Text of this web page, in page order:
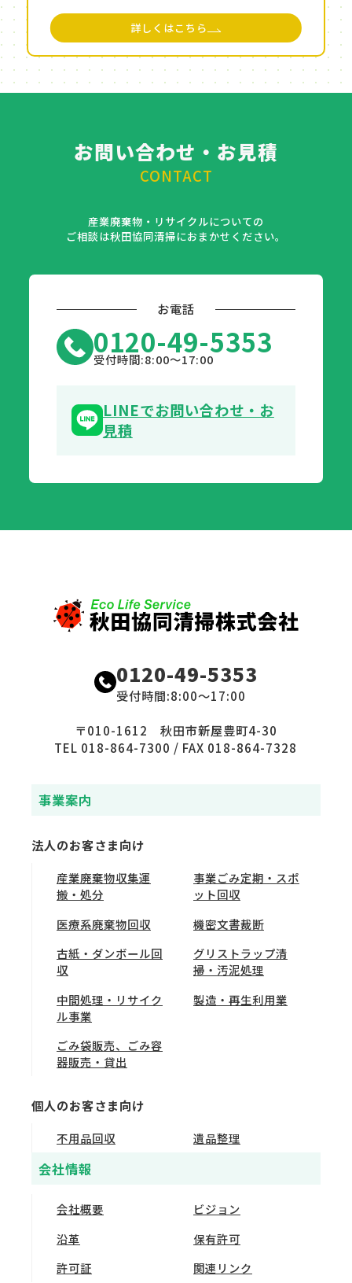
詳しくはこちら
お問い合わせ・お見積
CONTACT
産業廃棄物・リサイクルについての
ご相談は秋田協同清掃におまかせください。
お電話
0120-49-5353
受付時間:8:00〜17:00
LINEでお問い合わせ・お
見積
0120-49-5353
受付時間:8:00〜17:00
〒010-1612 秋田市新屋豊町4-30
TEL 018-864-7300 / FAX 018-864-7328
事業案内
法人のお客さま向け
産業廃棄物収集運
搬・処分
事業ごみ定期・スポ
ット回収
医療系廃棄物回収
機密文書裁断
古紙・ダンボール回
収
グリストラップ清
掃・汚泥処理
中間処理・リサイク
ル事業
製造・再生利用業
ごみ袋販売、ごみ容
器販売・貸出
個人のお客さま向け
不用品回収 遺品整理
会社情報
会社概要
ビジョン
沿革
保有許可
許可証
関連リンク